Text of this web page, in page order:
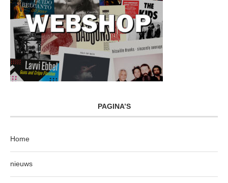
PAGINA’S
Home
nieuws